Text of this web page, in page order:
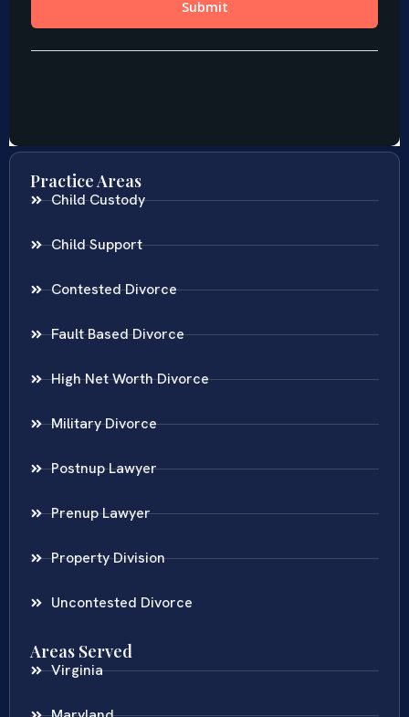
Practice Areas
Child Custody
Child Support
Contested Divorce
Fault Based Divorce
High Net Worth Divorce
Military Divorce
Postnup Lawyer
Prenup Lawyer
Property Division
Uncontested Divorce
Areas Served
Virginia